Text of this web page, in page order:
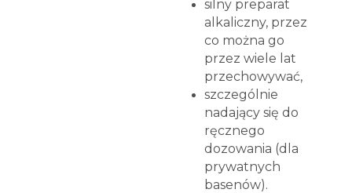
silny preparat
alkaliczny, przez
co można go
przez wiele lat
przechowywać,
szczególnie
nadający się do
ręcznego
dozowania (dla
prywatnych
basenów).